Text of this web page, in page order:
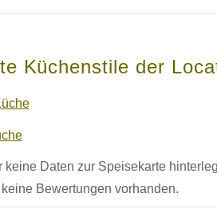
Küchenstile der
keine Daten zur Speisekarte
Bewertungen vorhanden.